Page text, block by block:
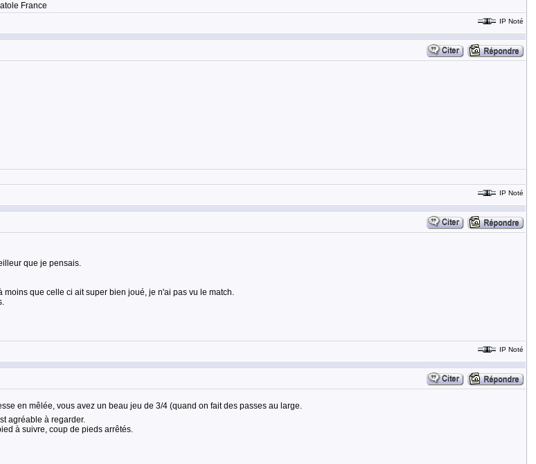
France
IP Noté
IP Noté
que je pensais.
que celle ci ait super bien joué, je n'ai pas vu le match.
IP Noté
en mêlée, vous avez un beau jeu de 3/4 (quand on fait des passes au large.
agréable à regarder.
à suivre, coup de pieds arrêtés.